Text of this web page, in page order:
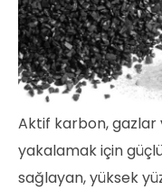
Aktif karbon, gazlar
yakalamak için
sağlayan, yüksek